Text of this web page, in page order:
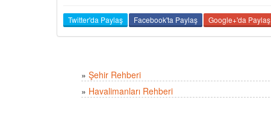
Twitter'da Paylaş Facebook'ta Paylaş Google+'da Paylaş
» Şehir Rehberi
» Havalimanları Rehberi